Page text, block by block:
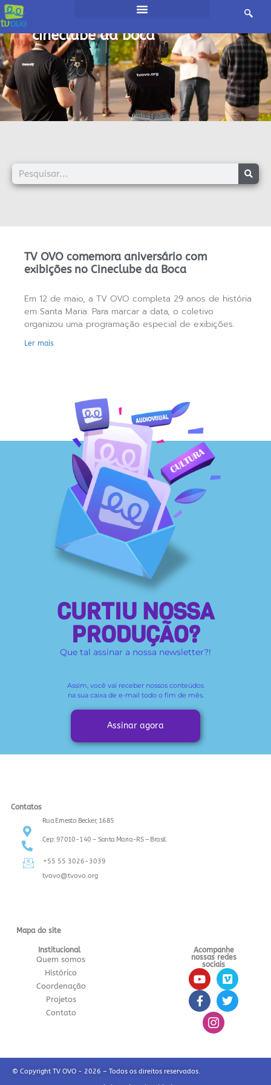
cineclube da boca
TV OVO comemora aniversário com
exibições no Cineclube da Boca
Em 12 de maio, a TV OVO completa 29 anos de história
em Santa Maria. Para marcar a data, o coletivo
organizou uma programação especial de exibições.
Ler mais
CURTIU NOSSA
PRODUÇÃO?
Que tal assinar a nossa newsletter?!
Assim, você vai receber nossos conteúdos
na sua caixa de e-mail todo o fim de mês.
Assinar agora
Contatos
Rua Ernesto Becker, 1685
Cep: 97010-140 – Santa Maria-RS – Brasil
+55 55 3026-3039
tvovo@tvovo.org
Mapa do site
Institucional
Quem somos
Histórico
Coordenação
Projetos
Contato
Acompanhe
nossas redes
sociais
© Copyright TV OVO - 2026 – Todos os direitos reservados.